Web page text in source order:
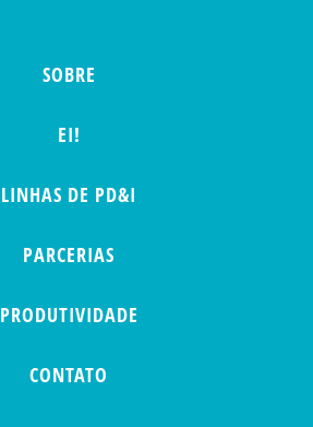
SOBRE
EI!
LINHAS DE PD&I
PARCERIAS
PRODUTIVIDADE
CONTATO